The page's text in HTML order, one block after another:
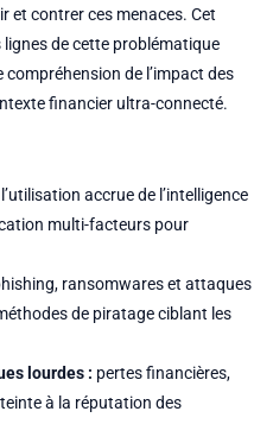
et contrer ces menaces. Cet
de cette problématique
de l’impact des
financier ultra-connecté.
l’utilisation accrue de l’intelligence
multi-facteurs pour
ransomwares et attaques
de piratage ciblant les
lourdes : pertes financières,
à la réputation des